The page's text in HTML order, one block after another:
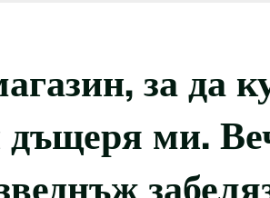
за да
дъщеря ми.